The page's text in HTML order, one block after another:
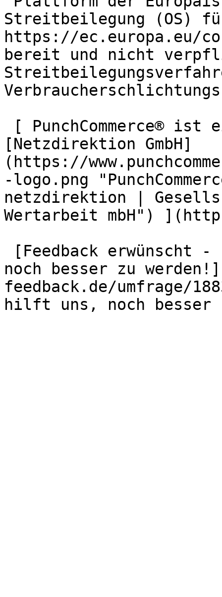
Streitbeilegung (OS)
https://ec.europa.eu/
bereit und nicht
[Netzdirektion GmbH]
(https://
-logo.png
netzdirektion |
Wertarbeit mbH")
noch besser zu
feedback.de/umfrage/